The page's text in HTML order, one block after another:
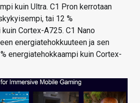
kuin Ultra. C1 Pron kerrotaan
tai 12 %
Cortex-A725. C1 Nano
energiatehokkuuteen ja sen
energiatehokkaampi kuin Cortex-